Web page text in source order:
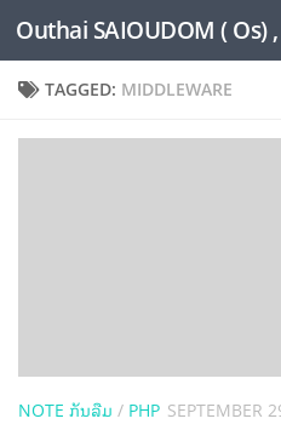
Skip to content
TAGGED: MIDDLEWARE
NOTE ກັນລືມ / PHP SEPTEMBER